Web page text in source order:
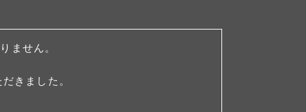
ません。
きました。